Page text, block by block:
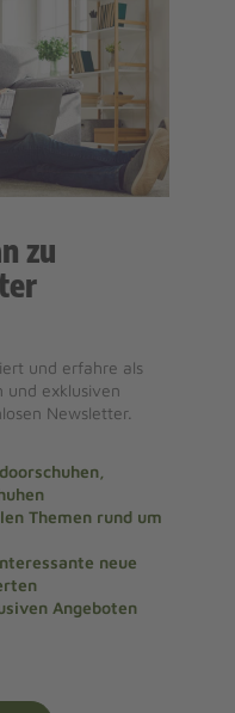
zu
und erfahre als
und exklusiven
Newsletter.
Themen rund um
neue
Angeboten